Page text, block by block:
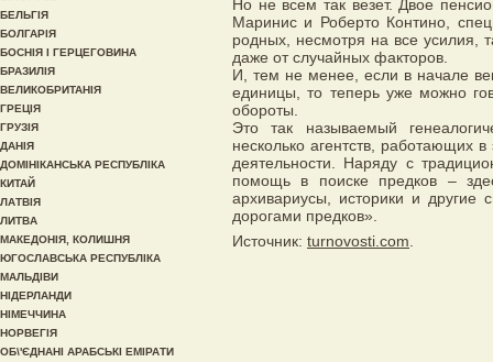
Но не всем так везет. Двое
Маринис и Роберто Контино,
родных, несмотря на все усилия,
даже от случайных факторов.
И, тем не менее, если в начале
единицы, то теперь уже можно
обороты.
Это так называемый
несколько агентств, работающих
деятельности. Наряду с
помощь в поиске предков –
архивариусы, историки и другие
дорогами предков».
Источник: turnovosti.com
БЕЛЬГІЯ
БОЛГАРІЯ
БОСНІЯ І ГЕРЦЕГОВИНА
БРАЗИЛІЯ
ВЕЛИКОБРИТАНІЯ
ГРЕЦІЯ
ГРУЗІЯ
ДАНІЯ
ДОМІНІКАНСЬКА РЕСПУБЛІКА
КИТАЙ
ЛАТВІЯ
ЛИТВА
МАКЕДОНІЯ, КОЛИШНЯ
ЮГОСЛАВСЬКА РЕСПУБЛІКА
МАЛЬДІВИ
НІДЕРЛАНДИ
НІМЕЧЧИНА
НОРВЕГІЯ
ОБ\'ЄДНАНІ АРАБСЬКІ ЕМІРАТИ